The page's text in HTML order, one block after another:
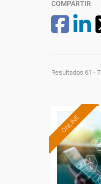
COMPARTIR
Resultados 61 -
ONLINE
Para